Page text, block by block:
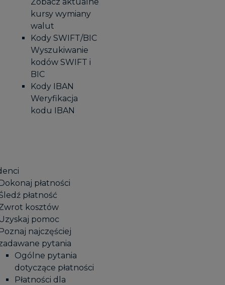
kursy wymiany
walut
Kody SWIFT/BIC
Wyszukiwanie
kodów SWIFT i
BIC
Kody IBAN
Weryfikacja
kodu IBAN
płatności
płatność
kosztów
pomoc
najczęściej
pytania
Ogólne pytania
dotyczące płatności
Płatności dla